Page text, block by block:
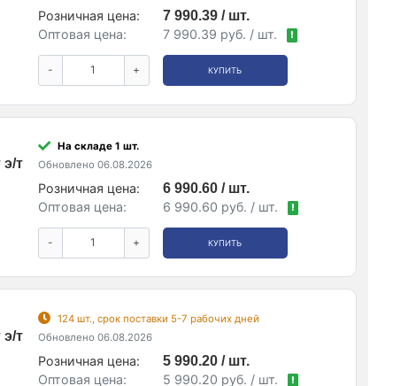
Розничная цена:
7 990.39 / шт.
Оптовая цена:
7 990.39 руб. / шт. !
- + КУПИТЬ
э/т
На складе 1 шт.
Обновлено 06.08.2026
Розничная цена:
6 990.60 / шт.
Оптовая цена:
6 990.60 руб. / шт. !
- + КУПИТЬ
э/т
124 шт., срок поставки 5-7 рабочих дней
Обновлено 06.08.2026
Розничная цена:
5 990.20 / шт.
Оптовая цена:
5 990.20 руб. / шт. !